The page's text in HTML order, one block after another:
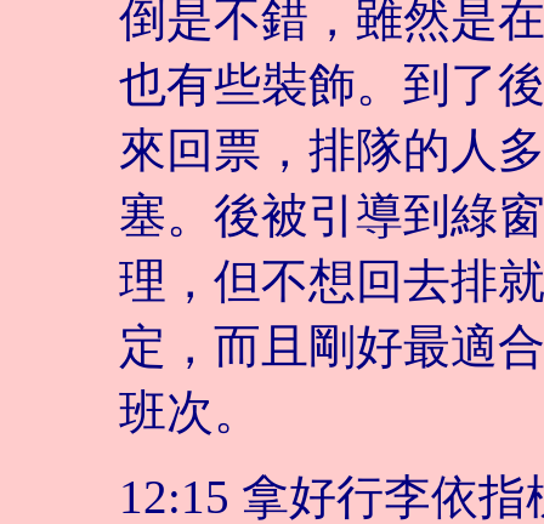
倒是不錯，雖然是
也有些裝飾。到了
來回票，排隊的人
塞。後被引導到綠
理，但不想回去排
定，而且剛好最適
班次。
12:15 拿好行李依